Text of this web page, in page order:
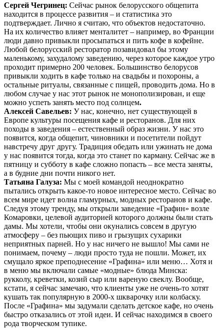
Сергей Чегринец: Сейчас рынок белорусского общепита
находится в процессе развития – и статистика это
подтверждает. Лично я считаю, что объектов недостаточно.
На их количество влияет менталитет – например, во Франции
люди давно привыкли просыпаться и пить кофе в кофейне.
Любой белорусский ресторатор позавидовал бы этому
маленькому, захудалому заведению, через которое каждое утро
проходит примерно 200 человек. Большинство белорусов
привыкли ходить в кафе только на свадьбы и похороны, а
остальные ритуалы, связанные с пищей, проводить дома. Но в
любом случае у нас этот рынок не монополизирован, и еще
можно успеть занять место под солнцем.
Алексей Савельев: У нас, конечно, нет существующей в
Европе культуры посещения кафе и ресторанов. Для них
походы в заведения – естественный образ жизни. У нас это
появится, когда общепит, чиновники и посетители пойдут
навстречу друг другу. Традиция обедать или ужинать не дома
у нас появится тогда, когда это станет по карману. Сейчас же в
пятницу и субботу в кафе сложно попасть – все места заняты,
а в будние дни почти никого нет.
Татьяна Галуза: Мы с моей командой неоднократно
пытались открыть какое-то новое интересное место. Сейчас во
всем мире идет волна гламурных, модных ресторанов и кафе.
Следуя этому тренду, мы открыли заведение «Графин» возле
Комаровки, целевой аудиторией которого должны были стать
дамы. Мы хотели, чтобы они окунались совсем в другую
атмосферу – без пьющих пиво и грызущих сухарики
неприятных парней. Но у нас ничего не вышло! Мы сами не
понимаем, почему – люди просто туда не пошли. Может, их
смущало яркое преподнесение «Графина» или меню… Хотя и
в меню мы включали самые «модные» блюда Минска:
рукколу, креветки, козий сыр или вареную свеклу. Вообще,
кстати, я сейчас замечаю, что клиенты уже не очень-то хотят
кушать так популярную в 2000-х шкварочку или колбаску.
После «Графина» мы задумали сделать детское кафе, но очень
быстро отказались от этой идеи. И сейчас находимся в своего
рода творческом тупике.